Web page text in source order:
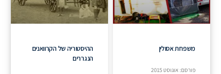
משפחת אסולין
פורסם: אוגוסט 2015
ההיסטוריה של הקרוואנים
הנגררים